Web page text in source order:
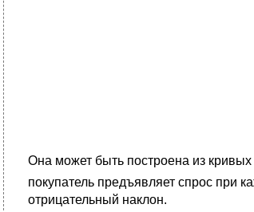
Она может быть построена из кривых
покупатель предъявляет спрос при
отрицательный наклон.